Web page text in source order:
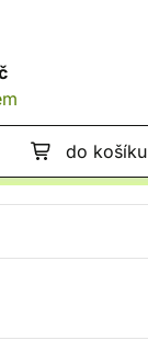
do košíku